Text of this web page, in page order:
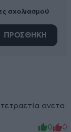
σχολιασμού
ΠΡΟΣΘΗΚΗ
ανετα
0 0